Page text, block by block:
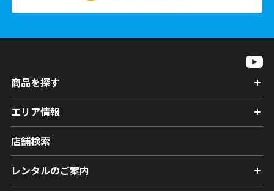
商品を探す
エリア情報
店舗検索
レンタルのご案内